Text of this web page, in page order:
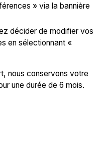
» via la bannière
décider de modifier vos
en sélectionnant «
nous conservons votre
une durée de 6 mois.